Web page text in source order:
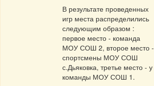
В результате проведенных
игр места распределились
следующим образом :
первое место - команда
МОУ СОШ 2, второе место -
спортсмены МОУ СОШ
с.Дьяковка, третье место - у
команды МОУ СОШ 1.